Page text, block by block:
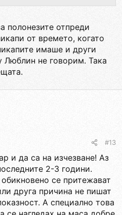
полонезите отпреди
от времето, когато
имаше и други
Люблин не говорим. Така
#13
и да са на изчезване! Аз
2-3 години.
се притежават
друга причина не пишат
А специално това